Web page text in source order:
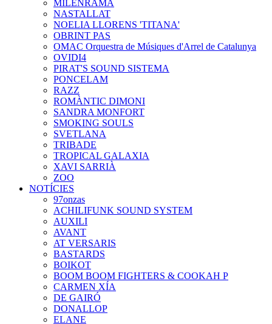
MILENRAMA
NASTALLAT
NOELIA LLORENS 'TITANA'
OBRINT PAS
OMAC Orquestra de Músiques d'Arrel de Catalunya
OVIDI4
PIRAT'S SOUND SISTEMA
PONCELAM
RAZZ
ROMÀNTIC DIMONI
SANDRA MONFORT
SMOKING SOULS
SVETLANA
TRIBADE
TROPICAL GALAXIA
XAVI SARRIÀ
ZOO
NOTÍCIES
97onzas
ACHILIFUNK SOUND SYSTEM
AUXILI
AVANT
AT VERSARIS
BASTARDS
BOIKOT
BOOM BOOM FIGHTERS & COOKAH P
CARMEN XÍA
DE GAIRÓ
DONALLOP
ELANE